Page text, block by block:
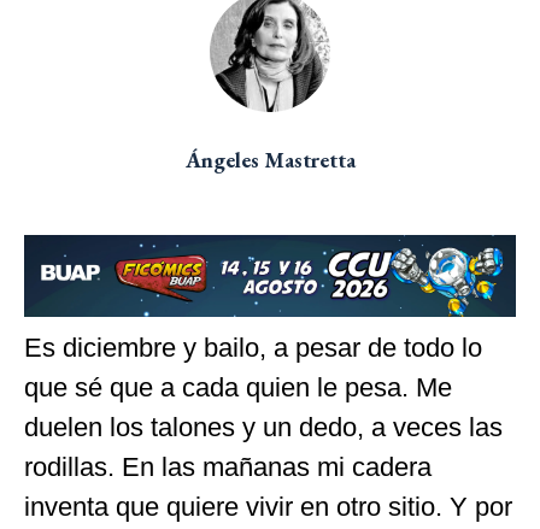
Ángeles Mastretta
Es diciembre y bailo, a pesar de todo lo
que sé que a cada quien le pesa. Me
duelen los talones y un dedo, a veces las
rodillas. En las mañanas mi cadera
inventa que quiere vivir en otro sitio. Y por